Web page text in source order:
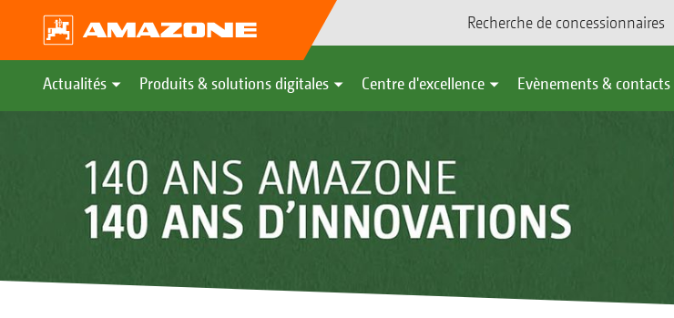
Recherche de concessionnaires
Actualités Produits & solutions digitales Centre d'excellence Evènements & contacts